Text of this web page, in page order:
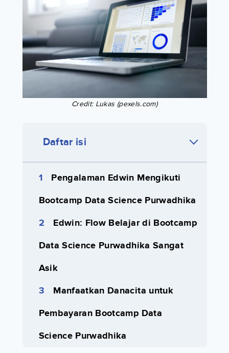
Credit: Lukas (pexels.com)
Daftar isi
Pengalaman Edwin Mengikuti
Bootcamp Data Science Purwadhika
Edwin: Flow Belajar di Bootcamp
Data Science Purwadhika Sangat
Asik
Manfaatkan Danacita untuk
Pembayaran Bootcamp Data
Science Purwadhika